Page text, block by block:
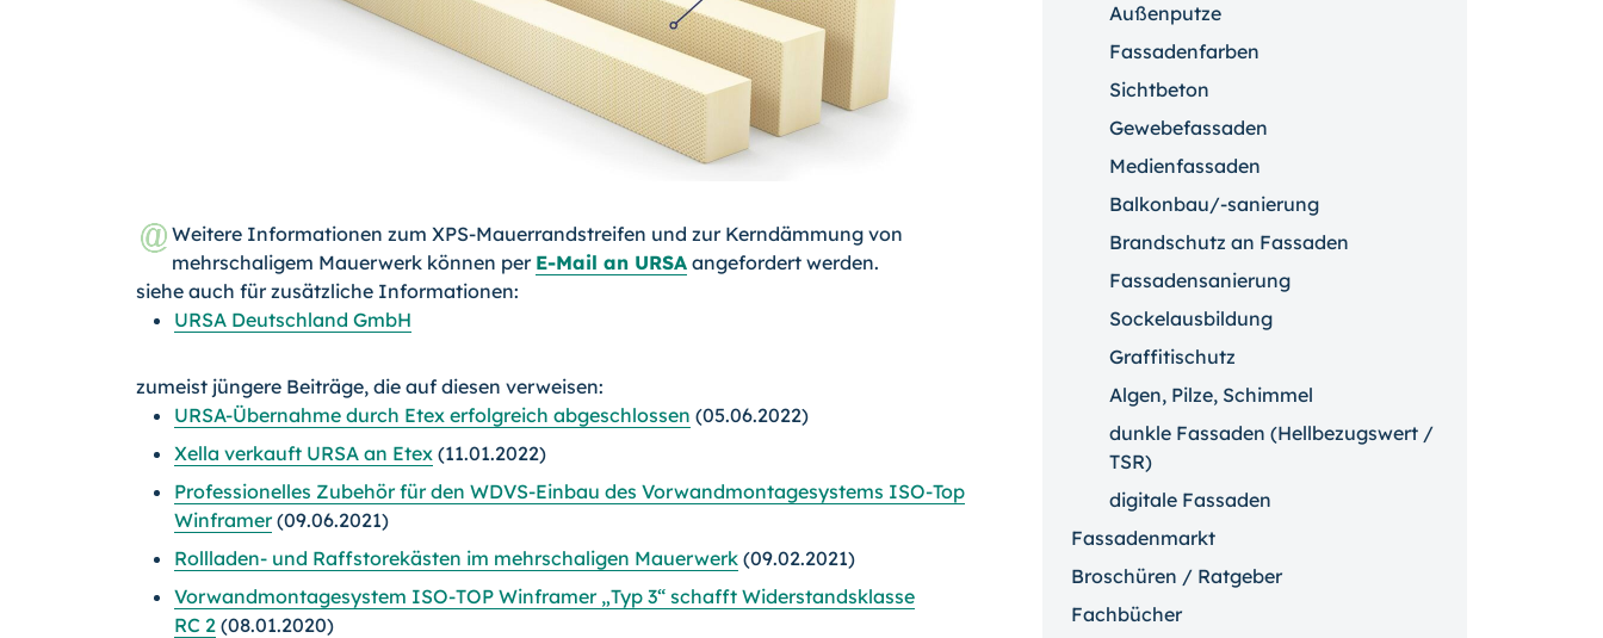
Weitere Informationen zum XPS-Mauerrandstreifen und zur Kerndämmung von
mehrschaligem Mauerwerk können per E-Mail an URSA angefordert werden.
siehe auch für zusätzliche Informationen:
URSA Deutschland GmbH
zumeist jüngere Beiträge, die auf diesen verweisen:
URSA-Übernahme durch Etex erfolgreich abgeschlossen (05.06.2022)
Xella verkauft URSA an Etex (11.01.2022)
Professionelles Zubehör für den WDVS-Einbau des Vorwandmontagesystems ISO-Top
Winframer(09.06.2021)
Rollladen- und Raffstorekästen im mehrschaligen Mauerwerk (09.02.2021)
Vorwandmontagesystem ISO-TOP Winframer „Typ 3“ schafft Widerstandsklasse
RC 2 (08.01.2020)
Außenputze
Fassadenfarben
Sichtbeton
Gewebefassaden
Medienfassaden
Balkonbau/-sanierung
Brandschutz an Fassaden
Fassadensanierung
Sockelausbildung
Graffitischutz
Algen, Pilze, Schimmel
dunkle Fassaden (Hellbezugswert /
TSR)
digitale Fassaden
Fassadenmarkt
Broschüren / Ratgeber
Fachbücher